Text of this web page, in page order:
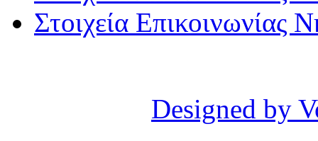
Στοιχεία Επικοινωνίας
Designed by